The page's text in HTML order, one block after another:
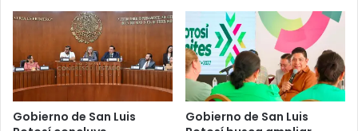
Gobierno de San Luis
Gobierno de San Luis